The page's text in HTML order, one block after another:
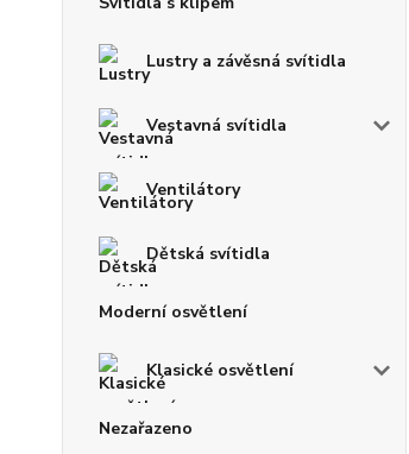
Lustry a závěsná svítidla
Vestavná svítidla
Ventilátory
Dětská svítidla
Moderní osvětlení
Klasické osvětlení
Nezařazeno